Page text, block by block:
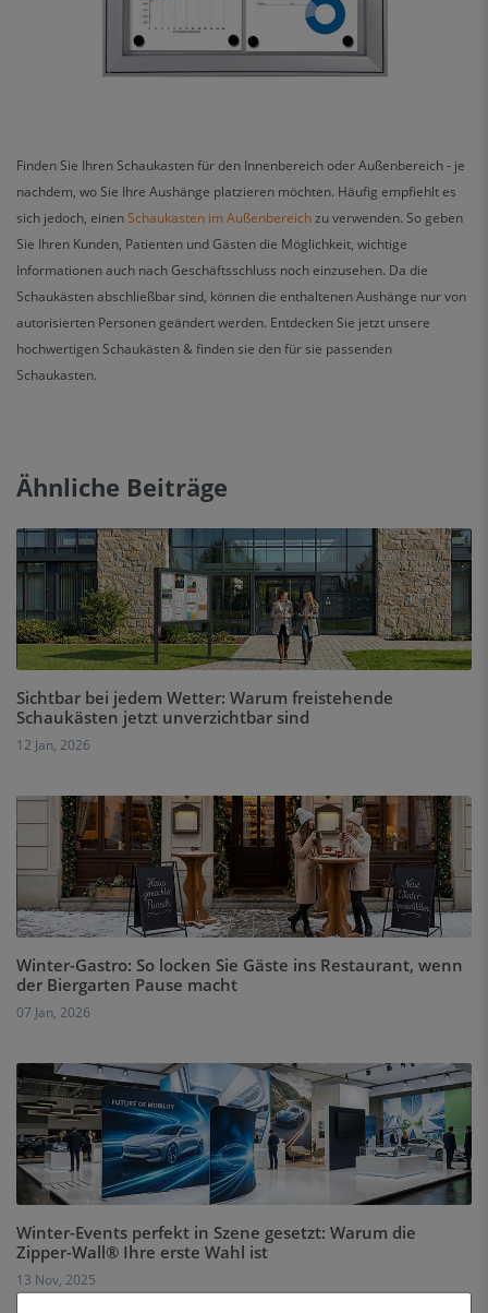
Finden Sie Ihren Schaukasten für den Innenbereich oder Außenbereich - je
nachdem, wo Sie Ihre Aushänge platzieren möchten. Häufig empfiehlt es
sich jedoch, einenSchaukasten im Außenbereichzu verwenden. So geben
Sie Ihren Kunden, Patienten und Gästen die Möglichkeit, wichtige
Informationen auch nach Geschäftsschluss noch einzusehen. Da die
Schaukästen abschließbar sind, können die enthaltenen Aushänge nur von
autorisierten Personen geändert werden. Entdecken Sie jetzt unsere
hochwertigen Schaukästen & finden sie den für sie passenden
Schaukasten.
Ähnliche Beiträge
Sichtbar bei jedem Wetter: Warum freistehende
Schaukästen jetzt unverzichtbar sind
12 Jan, 2026
Winter-Gastro: So locken Sie Gäste ins Restaurant, wenn
der Biergarten Pause macht
07 Jan, 2026
Winter-Events perfekt in Szene gesetzt: Warum die
Zipper-Wall® Ihre erste Wahl ist
13 Nov, 2025